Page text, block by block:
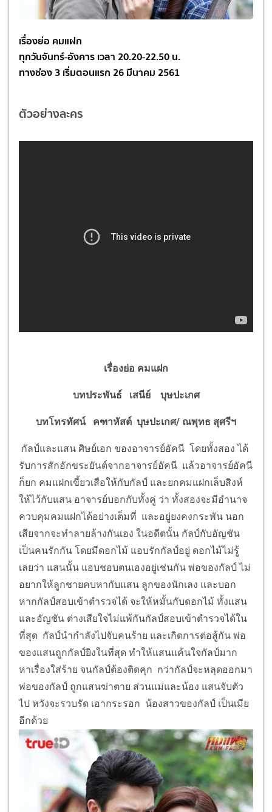
เรื่องย่อ คมแฝก
ทุกวันจันทร์-อังคารเวลา 20.20-22.50 น.
ทางช่อง 3เริ่มตอนแรก26 มีนาคม 2561
ตัวอย่างละคร
เรื่องย่อ คมแฝก
บทประพันธ์ เสนีย์ บุษปะเกศ
บทโทรทัศน์ คฑาหัสต์ บุษปะเกศ/ ณพุทธ สุศรีฯ
กัลป์และแสน ศิษย์เอก ของอาจารย์อัคนี โดยทั้งสอง ได้
รับการสักอักขระยันต์จากอาจารย์อัคนี แล้วอาจารย์อัคนี
ก็ยก คมแฝกเขี้ยวเสือให้กับกัลป์ และยกคมแฝกเล็บสิงห์
ให้ไว้กับแสน อาจารย์บอกกับทั้งคู่ ว่า ทั้งสองจะมีอำนาจ
ควบคุมคมแฝกได้อย่างเต็มที่ และอยู่ยงคงกระพัน นอก
เป็นคนรักกัน โดยมีดอกไม้ แอบรักกัลป์อยู่ ดอกไม้ไม่รู้
เลยว่า แสนนั้น แอบชอบตนเองอยู่เช่นกัน พ่อของกัลป์ ไม่
อยากให้ลูกชายคบหากับแสน ลูกของนักเลง และบอก
หากกัลป์สอบเข้าตำรวจได้ จะให้หมั้นกับดอกไม้ ทั้งแสน
และอัญชัน ต่างเสียใจไม่แพ้กันกัลป์สอบเข้าตำรวจได้ใน